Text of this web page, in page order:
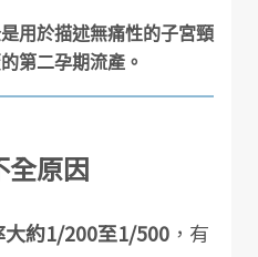
用於描述無痛性的子宮頸
全原因
大約1/200至1/500 ，有